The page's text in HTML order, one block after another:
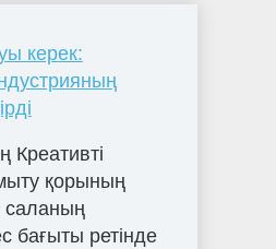
керек:
Креативті
қорының
саланың
бағыты ретінде